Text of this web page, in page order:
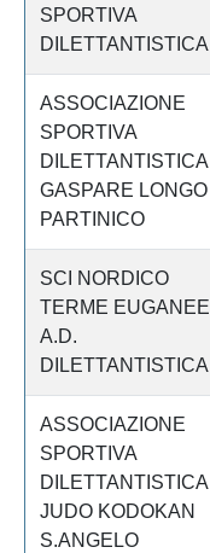
SPORTIVA
DILETTANTISTICA
ASSOCIAZIONE
SPORTIVA
DILETTANTISTICA
GASPARE LONGO
PARTINICO
SCI NORDICO
TERME EUGANEE
A.D.
DILETTANTISTICA
ASSOCIAZIONE
SPORTIVA
DILETTANTISTICA
JUDO KODOKAN
S.ANGELO